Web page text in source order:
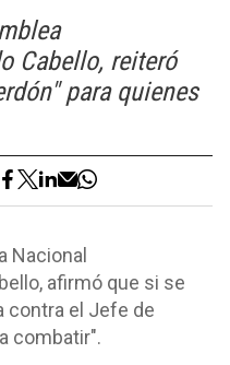
Cabello, reiteró
para quienes
Nacional
afirmó que si se
contra el Jefe de
combatir".